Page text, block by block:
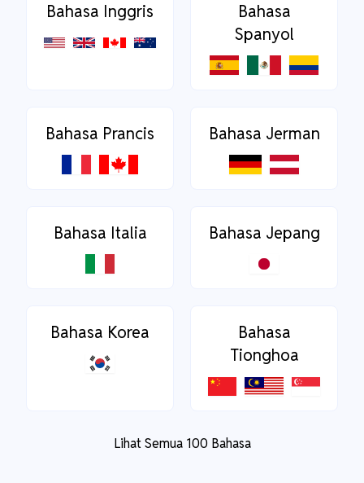
Bahasa Inggris
Bahasa
Spanyol
Bahasa Prancis Bahasa Jerman
Bahasa Italia Bahasa Jepang
Bahasa Korea
Bahasa
Tionghoa
Lihat Semua 100 Bahasa